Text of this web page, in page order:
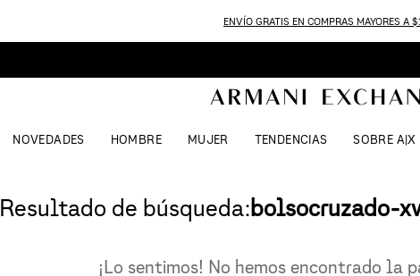
ENVÍO GRATIS EN COMPRAS MAYORES A
NOVEDADES HOMBRE MUJER TENDENCIAS SOBRE A|X
Resultado de búsqueda:bolsocruzado-
¡Lo sentimos! No hemos encontrado la